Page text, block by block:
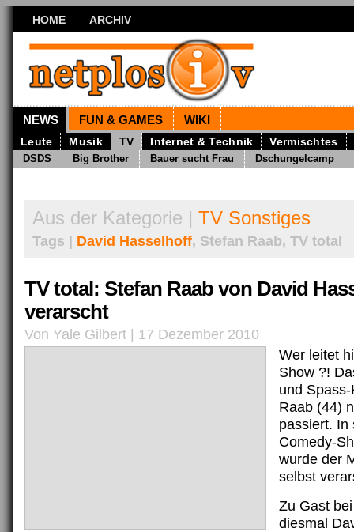
HOME ARCHIV
NEWS FUN & GAMES WIKI
Leute Musik TV Internet & Technik Vermischtes
DSDS Big Brother Bauer sucht Frau Dschungelcamp
Aus der Kategorie | TV Sonstiges
Tags | David Hasselhoff, Stefan Raab, TV total
TV total: Stefan Raab von David
verarscht
Von Yale Gilbert | 17 Dezember 2010
Wer leitet
Show ?!
und
Raab (44)
passiert. In
Comedy-
wurde der
selbst
Zu Gast
diesmal